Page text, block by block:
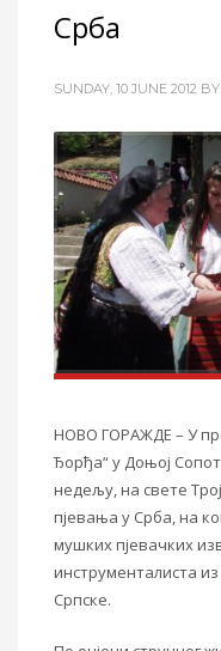
Срба
SUNDAY, 10 JUNE 2012 BY
НОВО ГОРАЖДЕ – У
Ђорђа“ у Доњој
недељу, на свете
пјевања у Срба, на
мушких пјевачких
инструменталиста
Српске.